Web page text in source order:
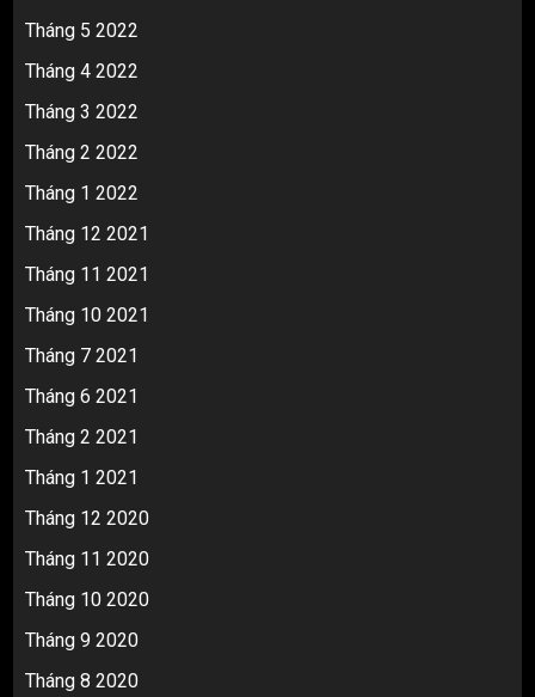
Tháng 5 2022
Tháng 4 2022
Tháng 3 2022
Tháng 2 2022
Tháng 1 2022
Tháng 12 2021
Tháng 11 2021
Tháng 10 2021
Tháng 7 2021
Tháng 6 2021
Tháng 2 2021
Tháng 1 2021
Tháng 12 2020
Tháng 11 2020
Tháng 10 2020
Tháng 9 2020
Tháng 8 2020